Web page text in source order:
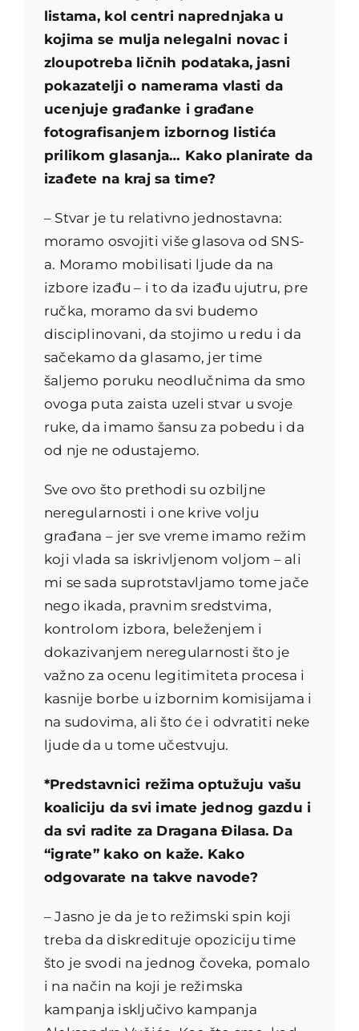
listama, kol centri naprednjaka u
kojima se mulja nelegalni novac i
zloupotreba ličnih podataka, jasni
pokazatelji o namerama vlasti da
ucenjuje građanke i građane
fotografisanjem izbornog listića
prilikom glasanja… Kako planirate da
izađete na kraj sa time?
– Stvar je tu relativno jednostavna:
moramo osvojiti više glasova od SNS-
a. Moramo mobilisati ljude da na
izbore izađu – i to da izađu ujutru, pre
ručka, moramo da svi budemo
disciplinovani, da stojimo u redu i da
sačekamo da glasamo, jer time
šaljemo poruku neodlučnima da smo
ovoga puta zaista uzeli stvar u svoje
ruke, da imamo šansu za pobedu i da
od nje ne odustajemo.
Sve ovo što prethodi su ozbiljne
neregularnosti i one krive volju
građana – jer sve vreme imamo režim
koji vlada sa iskrivljenom voljom – ali
mi se sada suprotstavljamo tome jače
nego ikada, pravnim sredstvima,
kontrolom izbora, beleženjem i
dokazivanjem neregularnosti što je
važno za ocenu legitimiteta procesa i
kasnije borbe u izbornim komisijama i
na sudovima, ali što će i odvratiti neke
ljude da u tome učestvuju.
*Predstavnici režima optužuju vašu
koaliciju da svi imate jednog gazdu i
da svi radite za Dragana Đilasa. Da
“igrate” kako on kaže. Kako
odgovarate na takve navode?
– Jasno je da je to režimski spin koji
treba da diskredituje opoziciju time
što je svodi na jednog čoveka, pomalo
i na način na koji je režimska
kampanja isključivo kampanja